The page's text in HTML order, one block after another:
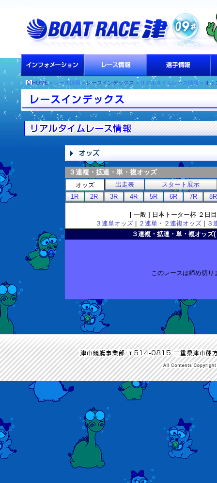
HOME> レース情報 >レースインデックス > リアルタイムレース情報 > オッ
３連複・拡連・単・複オッズ
オッズ 出走表
スタート展示
1R
2R 3R 4R 5R 6R 7R 8R
[ 一般 ] 日本トーター杯 ２
３連単オッズ| ２連単・２連複オッズ|
３
３連複・拡連・単・複オッズ
このレースは締め切り